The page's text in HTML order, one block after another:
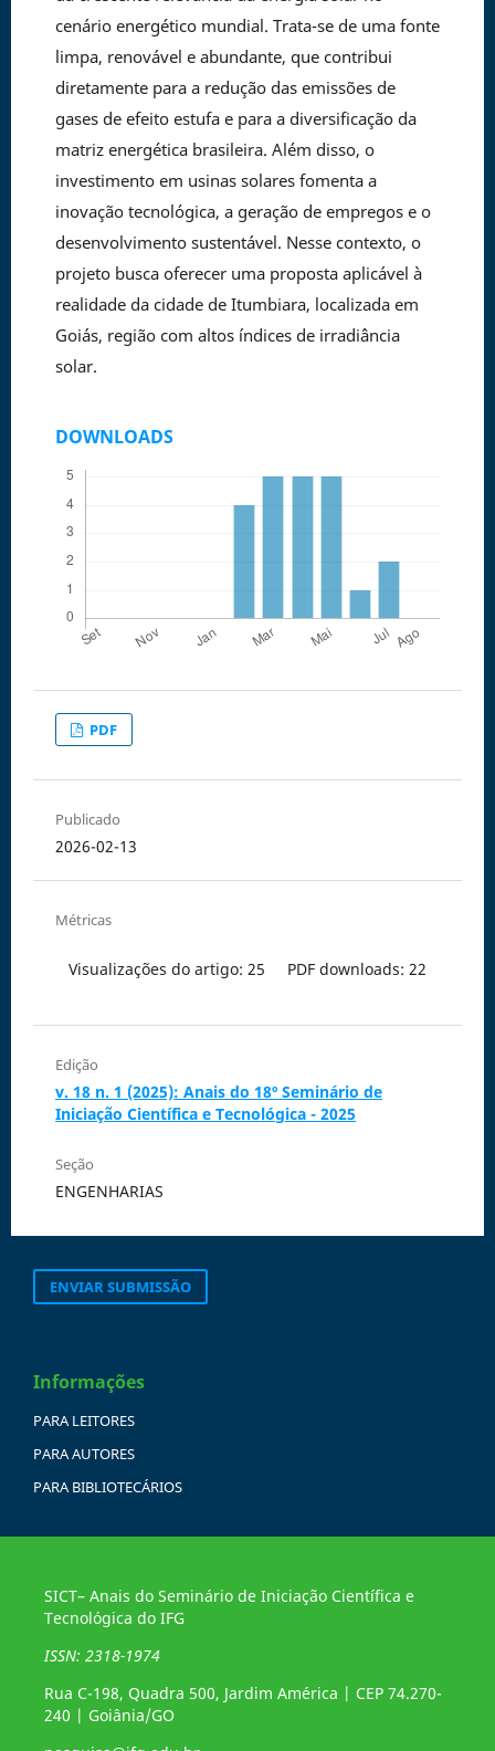
cenário energético mundial. Trata-se de uma fonte
limpa, renovável e abundante, que contribui
diretamente para a redução das emissões de
gases de efeito estufa e para a diversificação da
matriz energética brasileira. Além disso, o
investimento em usinas solares fomenta a
inovação tecnológica, a geração de empregos e o
desenvolvimento sustentável. Nesse contexto, o
projeto busca oferecer uma proposta aplicável à
realidade da cidade de Itumbiara, localizada em
Goiás, região com altos índices de irradiância
solar.
DOWNLOADS
PDF
Publicado
2026-02-13
Métricas
Visualizações do artigo: 25 PDF downloads: 22
Edição
v. 18 n. 1 (2025): Anais do 18º Seminário de
Iniciação Científica e Tecnológica - 2025
Seção
ENGENHARIAS
ENVIAR SUBMISSÃO
Informações
PARA LEITORES
PARA AUTORES
PARA BIBLIOTECÁRIOS
SICT– Anais do Seminário de Iniciação Científica e
Tecnológica do IFG
ISSN: 2318-1974
Rua C-198, Quadra 500, Jardim América | CEP 74.270-
240 | Goiânia/GO